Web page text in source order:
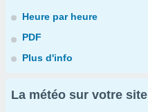
Heure par heure
PDF
Plus d'info
La météo sur votre site